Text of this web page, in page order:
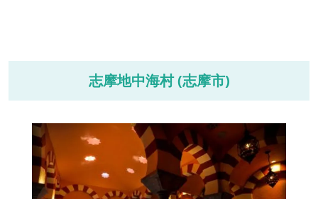
志摩地中海村 (志摩市)